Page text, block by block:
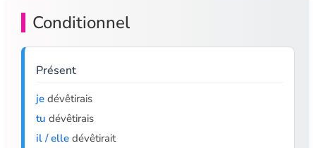
Conditionnel
Présent
je dévêtirais
tu dévêtirais
il / elle dévêtirait